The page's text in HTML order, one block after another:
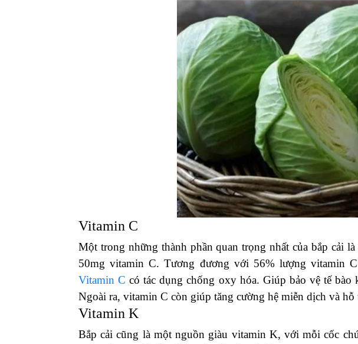
Vitamin C
Một trong những thành phần quan trọng nhất của bắp cải
50mg vitamin C. Tương đương với 56% lượng vitamin
Vitamin C có tác dụng chống oxy hóa. Giúp bảo vệ tế
Ngoài ra, vitamin C còn giúp tăng cường hệ miễn dịch và
Vitamin K
Bắp cải cũng là một nguồn giàu vitamin K, với mỗi cốc